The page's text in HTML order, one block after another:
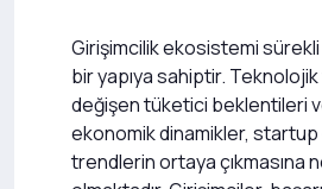
Girişimcilik ekosistemi
bir yapıya sahiptir. Teknolojik
değişen tüketici beklentileri
ekonomik dinamikler, startup
trendlerin ortaya çıkmasına